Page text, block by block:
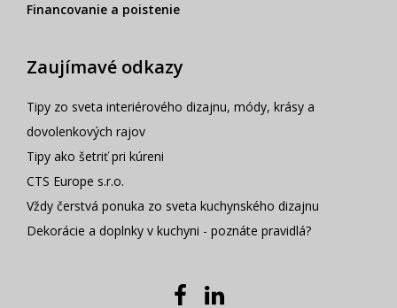
Financovanie a poistenie
Zaujímavé odkazy
Tipy zo sveta interiérového dizajnu, módy, krásy a
dovolenkových rajov
Tipy ako šetriť pri kúreni
CTS Europe s.r.o.
Vždy čerstvá ponuka zo sveta kuchynského dizajnu
Dekorácie a doplnky v kuchyni - poznáte pravidlá?